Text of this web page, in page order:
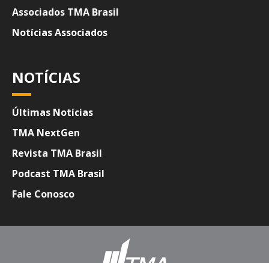
Associados TMA Brasil
Notícias Associados
NOTÍCIAS
Últimas Notícias
TMA NextGen
Revista TMA Brasil
Podcast TMA Brasil
Fale Conosco